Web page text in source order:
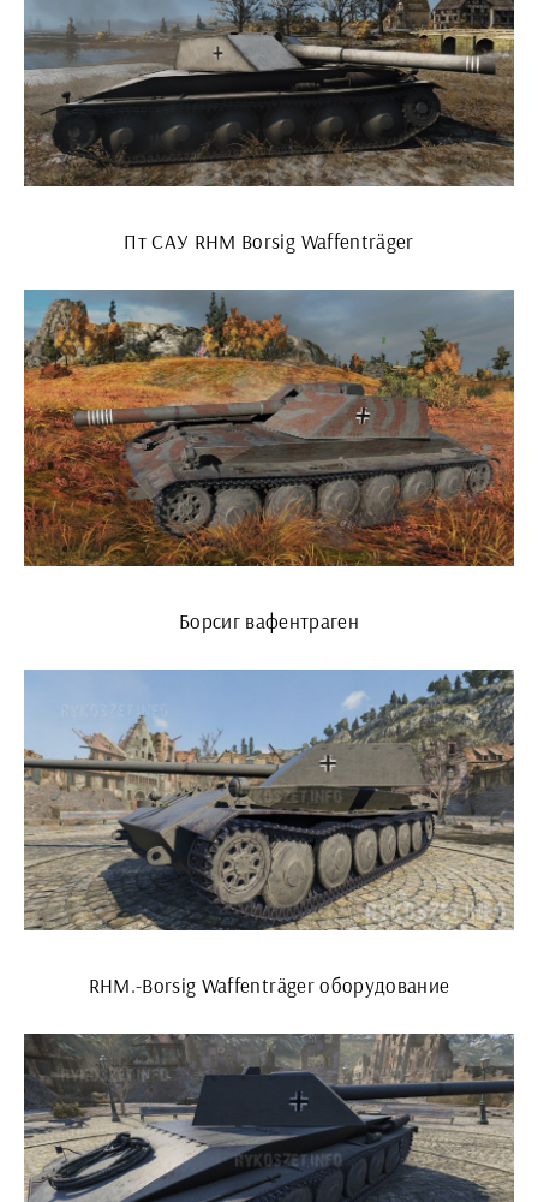
Пт САУ RHM Borsig Waffenträger
Борсиг вафентраген
RHM.-Borsig Waffenträger оборудование